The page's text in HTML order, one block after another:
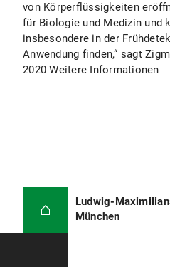
von Körperflüssigkeiten
für Biologie und Medizin und
insbesondere in der
Anwendung finden,“ sagt
2020 Weitere Informationen
Ludwig-
München